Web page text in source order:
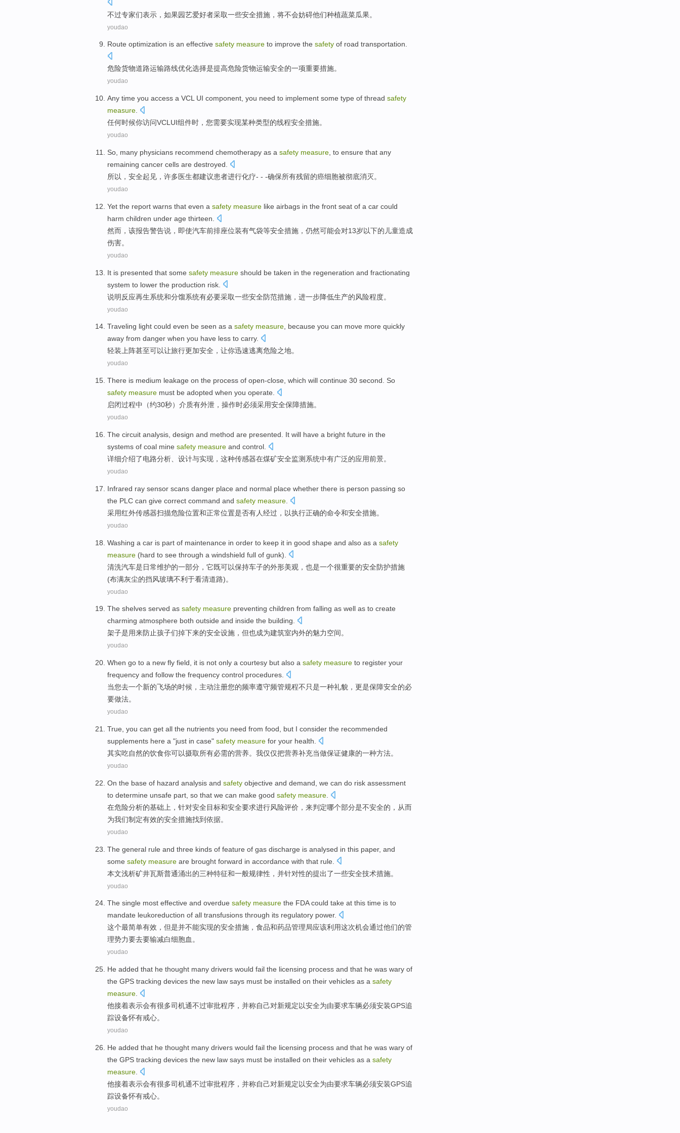
不过专家们表示 ， 如果园艺爱好者采取一些安全措施， 将不会妨碍他们种植蔬菜瓜果。
youdao
Route optimization is an effective safety measure to improve the safety of road transportation.
危险货物道路运输路线优化选择是提高危险货物运输安全的一项重要措施。
youdao
Any time you access a VCL UI component you need to implement some type of thread safety
measure
任何时候你访问VCL UI组件时 ， 您需要实现某种类型的线程安全措施。
youdao
So many physicians recommend chemotherapy as a safety measure to ensure that any
remaining cancer cells are destroyed
所以 ， 安全起见， 许多医生都建议患者进行化疗- - -确保所有残留的癌细胞被彻底消灭。
youdao
Yet the report warns that even a safety measure like airbags in the front seat of a car could
harm children under age thirteen
然而 ， 该报告警告说， 即使汽车前排座位装有气袋等安全措施 ，仍然可能会对13岁以下的 儿童造成
伤害。
youdao
It is presented that some safety measure should be taken in the regeneration and fractionating
system to lower the production risk
说明反应再生系统和分馏系统有必要采取一些安全防范措施 ， 进一步降低生产的风险程度。
youdao
Traveling light could even be seen as a safety measure, because you can move more quickly
away from danger when you have less to carry.
轻装上阵甚至可以让旅行更加安全 ， 让你迅速逃离危险之地。
youdao
There is medium leakage on the process of open-close , which will continue 30 second . So
safety measure must be adopted when you operate
启闭过程中 （约30秒） 介质有外泄 ， 操作时必须采用安全保障措施。
youdao
The circuit analysis design and method are presented It will have a bright future in the
systems of coal mine safety measure and control
详细介绍了电路分析 设计与实现 ， 这种传感器在煤矿安全监测 系统中有广泛的应用前景。
youdao
Infrared ray sensor scans danger place and normal place whether there is person passing so
the PLC can give correct command and safety measure
采用红外传感器扫描危险位置和正常位置是否有人经过 ， 以执行正确的命令和安全措施。
youdao
Washing a car is part of maintenance in order to keep it in good shape and also as a safety
measure (hard to see through a windshield full of gunk).
清洗汽车是日常维护的一部分 ， 它既可以保持车子的外形美观， 也是一个很重要的安全防护措施
(布满灰尘的挡风玻璃不利于看清道路)。
youdao
The shelves served as safety measure preventing children from falling as well as to create
charming atmosphere both outside and inside the building.
架子是用来防止孩子们掉下来的安全设施，但也成为建筑室内外的魅力空间。
youdao
When go to a new fly field , it is not only a courtesy but also a safety measure to register your
frequency and follow the frequency control procedures
当您去一个新的飞场的时候， 主动注册您的频率遵守频管规程不只是一种礼貌 ，更是保障安全的必
要做法。
youdao
True, you can get all the nutrients you need from food , but I consider the recommended
supplements here a "just in case" safety measure for your health
其实吃自然的饮食你可以摄取所有必需的营养。 我仅仅把营养补充当做保证健康的一种方法。
youdao
On the base of hazard analysis and safety objective and demand , we can do risk assessment
to determine unsafe part so that we can make good safety measure
在危险分析的基础 上，针对安全目标和安全要求进行风险评价 ， 来判定哪个部分是不安全的， 从而
为我们制定有效的安全措施找到依据。
youdao
The general rule and three kinds of feature of gas discharge is analysed in this paper, and
some safety measure are brought forward in accordance with that rule
本文浅析矿井瓦斯普通涌出的三种特征和一般规律性 ， 并针对性的提出了一些安全技术措施。
youdao
The single most effective and overdue safety measure the FDA could take at this time is to
mandate leukoreduction of all transfusions through its regulatory power.
这个最简单有效 ，但是并不能实现的安全措施 ，食品和药品管理局应该利用这次机会通过他们的管
理势力要去要输减白细胞血。
youdao
He added that he thought many drivers would fail the licensing process and that he was wary of
the GPS tracking devices the new law says must be installed on their vehicles as a safety
measure
他接着表示会有很多司机通不过审批程序 ，并称自己对新规定以安全为由要求车辆必须安装GPS追
踪设备怀有戒心。
youdao
He added that he thought many drivers would fail the licensing process and that he was wary of
the GPS tracking devices the new law says must be installed on their vehicles as a safety
measure
他接着表示会有很多司机通不过审批程序 ，并称自己对新规定以安全为由要求车辆必须安装GPS追
踪设备怀有戒心。
youdao